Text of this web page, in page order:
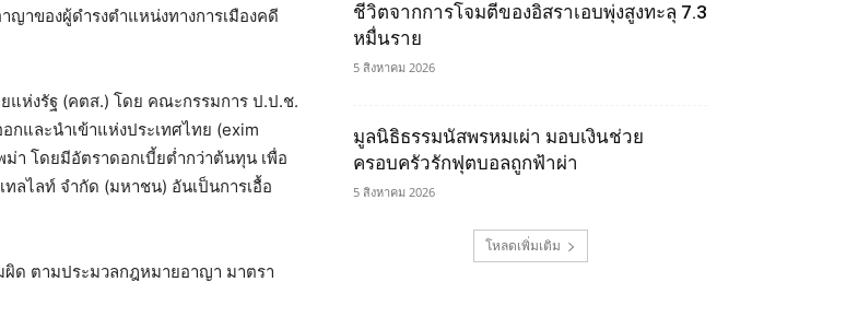
าของผู้ดำรงตำแหน่งทางการเมืองคดี
แห่งรัฐ (คตส.) โดย คณะกรรมการ ป.ป.ช.
กและนำเข้าแห่งประเทศไทย (exim
า โดยมีอัตราดอกเบี้ยต่ำกว่าต้นทุน เพื่อ
ลไลท์ จำกัด (มหาชน) อันเป็นการเอื้อ
ด ตามประมวลกฎหมายอาญา มาตรา
ชีวิตจากการโจมตีของอิสราเอบพุ่งสูงทะลุ 7.3
หมื่นราย
5 สิงหาคม 2026
มูลนิธิธรรมนัสพรหมเผ่า มอบเงินช่วย
ครอบครัวรักฟุตบอลถูกฟ้าผ่า
5 สิงหาคม 2026
โหลดเพิ่มเติม